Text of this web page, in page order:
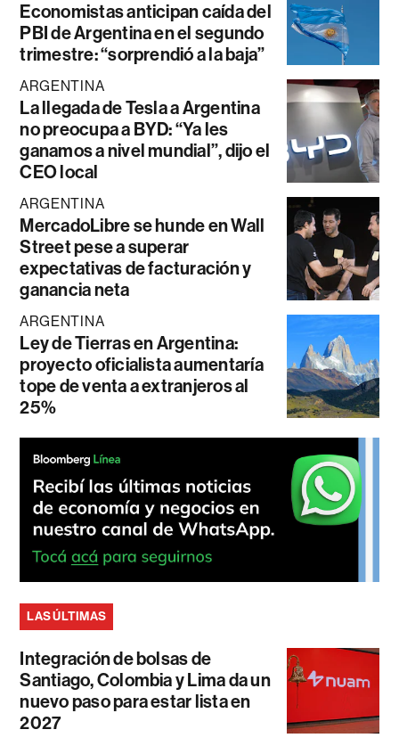
Economistas anticipan caída del
PBI de Argentina en el segundo
trimestre: “sorprendió a la baja”
ARGENTINA
La llegada de Tesla a Argentina
no preocupa a BYD: “Ya les
ganamos a nivel mundial”, dijo el
CEO local
ARGENTINA
MercadoLibre se hunde en Wall
Street pese a superar
expectativas de facturación y
ganancia neta
ARGENTINA
Ley de Tierras en Argentina:
proyecto oficialista aumentaría
tope de venta a extranjeros al
25%
LAS ÚLTIMAS
Integración de bolsas de
Santiago, Colombia y Lima da un
nuevo paso para estar lista en
2027